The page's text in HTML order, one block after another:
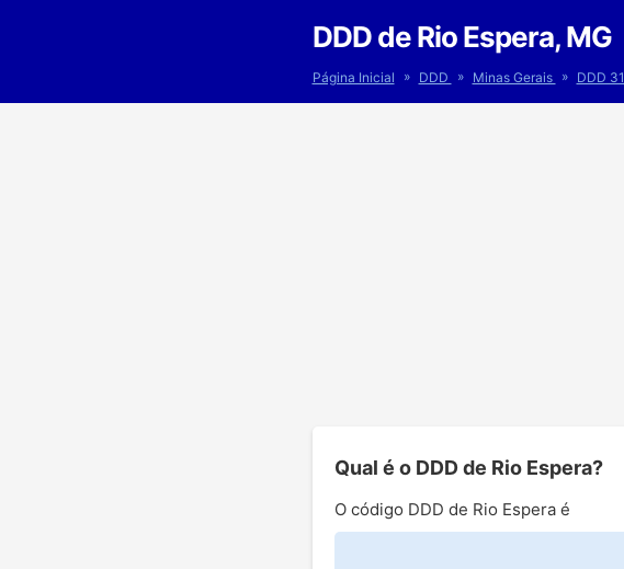
DDD de Rio Espera, MG
Página Inicial » DDD » Minas Gerais » DDD 31
Qual é o DDD de Rio Espera?
O código DDD de Rio Espera é